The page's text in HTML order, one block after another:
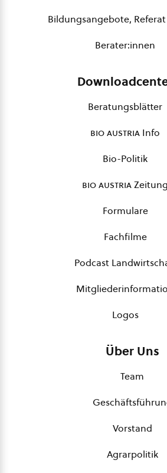
Bildungsangebote,
Berater:innen
Beratungsblätter
bio austria Info
Bio-Politik
bio austriaZeitung
Formulare
Fachfilme
Podcast
Logos
Über Uns
Team
Vorstand
Agrarpolitik